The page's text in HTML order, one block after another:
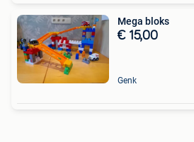
Mega bloks
€ 15,00
Genk